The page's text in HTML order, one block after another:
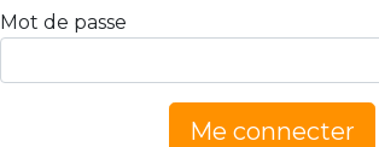
Mot de passe
Me connecter